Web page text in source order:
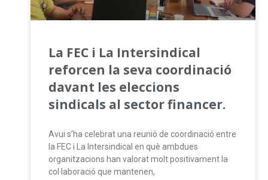
La FEC i La Intersindical
reforcen la seva coordinació
davant les eleccions
sindicals al sector financer.
Avui s’ha celebrat una reunió de coordinació entre
la FEC i La Intersindical en què ambdues
organitzacions han valorat molt positivament la
col·laboració que mantenen,